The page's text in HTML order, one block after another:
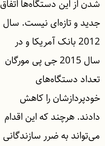
شدن از این دستگاه‌ها اتفاق
جدید و تازه‌ای نیست. سال
2012 بانک آمریکا و در
سال 2015 جی‌ پی مورگان
تعداد دستگاه‌های
خودپردازشان را کاهش
دادند. هرچند که این اقدام
می‌تواند به ضرر سازندگانی